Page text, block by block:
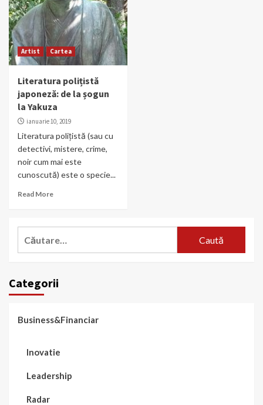
Artist Cartea
Literatura polițistă
japoneză: de la șogun
la Yakuza
ianuarie 10, 2019
Literatura polițistă (sau cu
detectivi, mistere, crime,
noir cum mai este
cunoscută) este o specie...
Read More
Categorii
Business&Financiar
Inovatie
Leadership
Radar